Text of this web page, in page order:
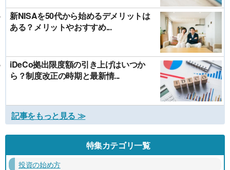
新NISAを50代から始めるデメリットは
ある？メリットやおすすめ...
iDeCo拠出限度額の引き上げはいつか
ら？制度改正の時期と最新情...
記事をもっと見る ≫
特集カテゴリ一覧
投資の始め方